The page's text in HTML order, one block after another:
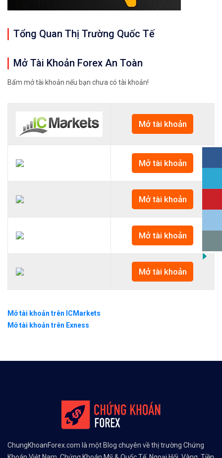
Tổng Quan Thị Trường Quốc Tế
Mở Tài Khoản Forex An Toàn
Bấm mở tài khoản nếu bạn chưa có tài khoản!
Mở tài khoản
Mở tài khoản
Mở tài khoản
Mở tài khoản
Mở tài khoản
Mở tài khoản trên ICMarkets
Mở tài khoản trên Exness
ChungKhoanForex.com là một Blog chuyên về thị trường Chứng